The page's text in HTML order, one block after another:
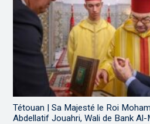
Tétouan | Sa Majesté le Roi
Abdellatif Jouahri, Wali de Bank Al-